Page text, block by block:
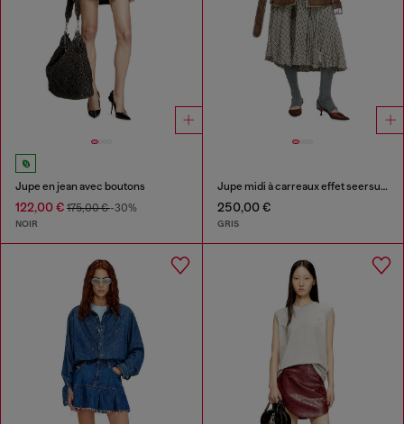
Jupe en jean avec boutons
122,00 € 175,00 €-30%
NOIR
Jupe midi à carreaux effet seersucker
250,00 €
GRIS